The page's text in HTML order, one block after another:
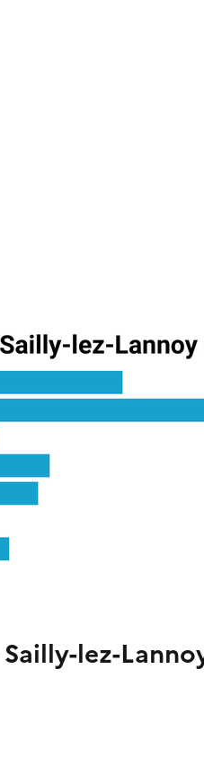
lez-